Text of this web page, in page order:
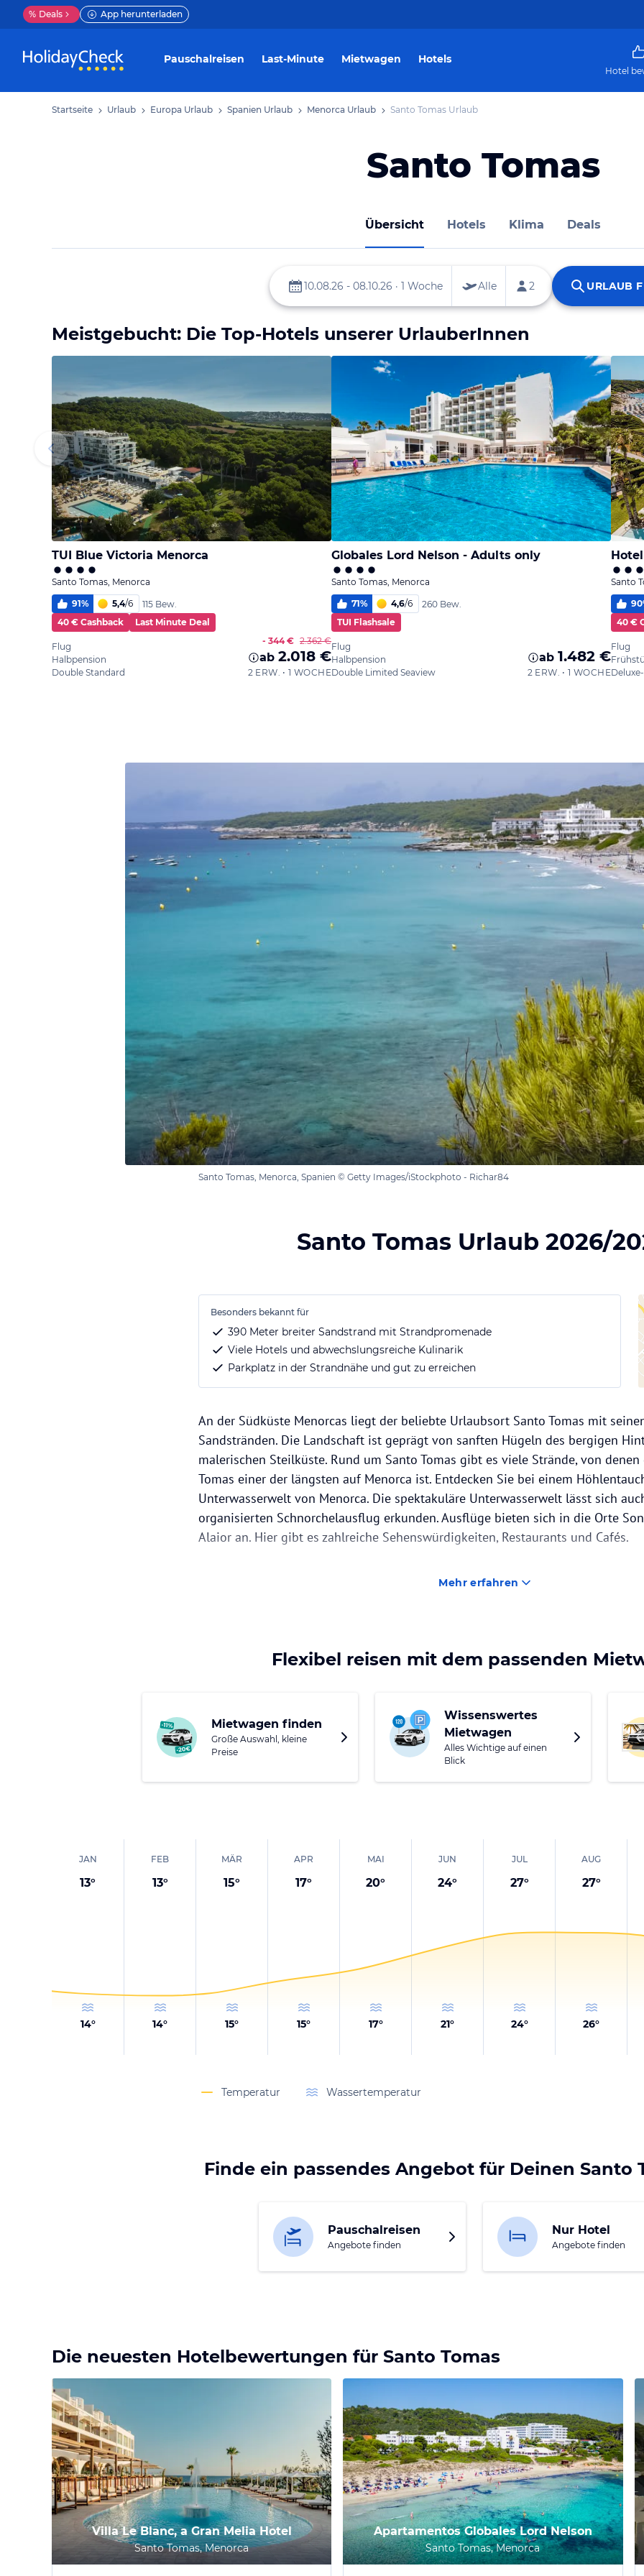
% Deals App herunterladen
Pauschalreisen Last-Minute Mietwagen Hotels
Hotel
Startseite Urlaub Europa Urlaub Spanien Urlaub Menorca Urlaub Santo Tomas Urlaub
Santo Tomas
Übersicht Hotels Klima Deals
Meistgebucht: Die Top-Hotels unserer UrlauberInnen
TUI Blue Victoria Menorca
Santo Tomas, Menorca
91% 5,4/6
115 Bew.
40 € Cashback
Last Minute Deal
Flug
Halbpension
Double Standard
- 344 € 2.362 €
ab 2.018 €
2 ERW. • 1 WOCHE
Globales Lord Nelson - Adults only
Santo Tomas, Menorca
71% 4,6/6
260 Bew.
TUI Flashsale
Flug
Halbpension
Double Limited Seaview
ab 1.482 €
2 ERW. • 1 WOCHE
Santo
90
40 €
Flug
Santo Tomas, Menorca, Spanien © Getty Images/iStockphoto - Richar84
Santo Tomas Urlaub 2026/
Besonders bekannt für
390 Meter breiter Sandstrand mit Strandpromenade
Viele Hotels und abwechslungsreiche Kulinarik
Parkplatz in der Strandnähe und gut zu erreichen
An der Südküste Menorcas liegt der beliebte Urlaubsort Santo Tomas mit
Sandstränden. Die Landschaft ist geprägt von sanften Hügeln des bergigen
malerischen Steilküste. Rund um Santo Tomas gibt es viele Strände, von denen
Tomas einer der längsten auf Menorca ist. Entdecken Sie bei einem
Unterwasserwelt von Menorca. Die spektakuläre Unterwasserwelt lässt sich
organisierten Schnorchelausflug erkunden. Ausflüge bieten sich in die Orte
Alaior an. Hier gibt es zahlreiche Sehenswürdigkeiten, Restaurants und Cafés.
Mehr erfahren
Flexibel reisen mit dem passenden
Mietwagen finden
Große Auswahl, kleine
Preise
Wissenswertes
Mietwagen
Alles Wichtige auf einen
Blick
JAN
13°
14°
FEB
13°
14°
MÄR
15°
15°
APR
17°
15°
MAI
20°
17°
JUN
24°
21°
JUL
27°
24°
AUG
27°
26°
Temperatur Wassertemperatur
Finde ein passendes Angebot für Deinen Santo
Pauschalreisen
Angebote finden
Nur Hotel
Angebote finden
Die neuesten Hotelbewertungen für Santo Tomas
Villa Le Blanc, a Gran Melia Hotel
Santo Tomas, Menorca
Apartamentos Globales Lord Nelson
Santo Tomas, Menorca